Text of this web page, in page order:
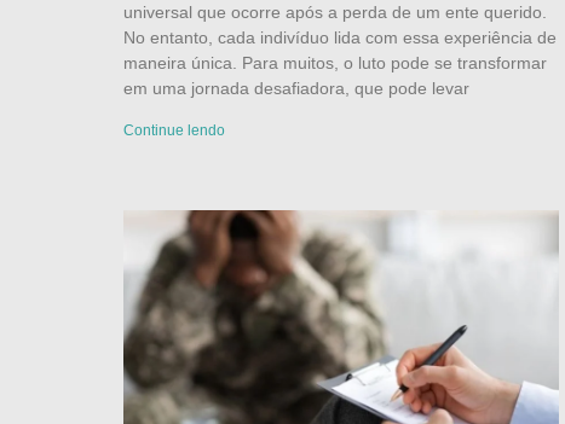
universal que ocorre após a perda de um ente querido.
No entanto, cada indivíduo lida com essa experiência de
maneira única. Para muitos, o luto pode se transformar
em uma jornada desafiadora, que pode levar
Continue lendo